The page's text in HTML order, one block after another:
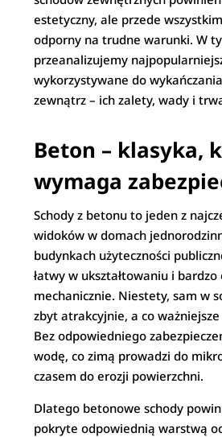
estetyczny, ale przede
odporny na trudne warunki. W
przeanalizujemy
wykorzystywane do
zewnątrz – ich zalety, wady i
Beton – klasyka,
wymaga
Schody z betonu to jeden z
widoków w domach
budynkach użyteczności
łatwy w ukształtowaniu i
mechanicznie. Niestety, sam w
zbyt atrakcyjnie, a co
Bez odpowiedniego
wodę, co zimą prowadzi do
czasem do erozji powierzchni.
Dlatego betonowe schody
pokryte odpowiednią warstwą